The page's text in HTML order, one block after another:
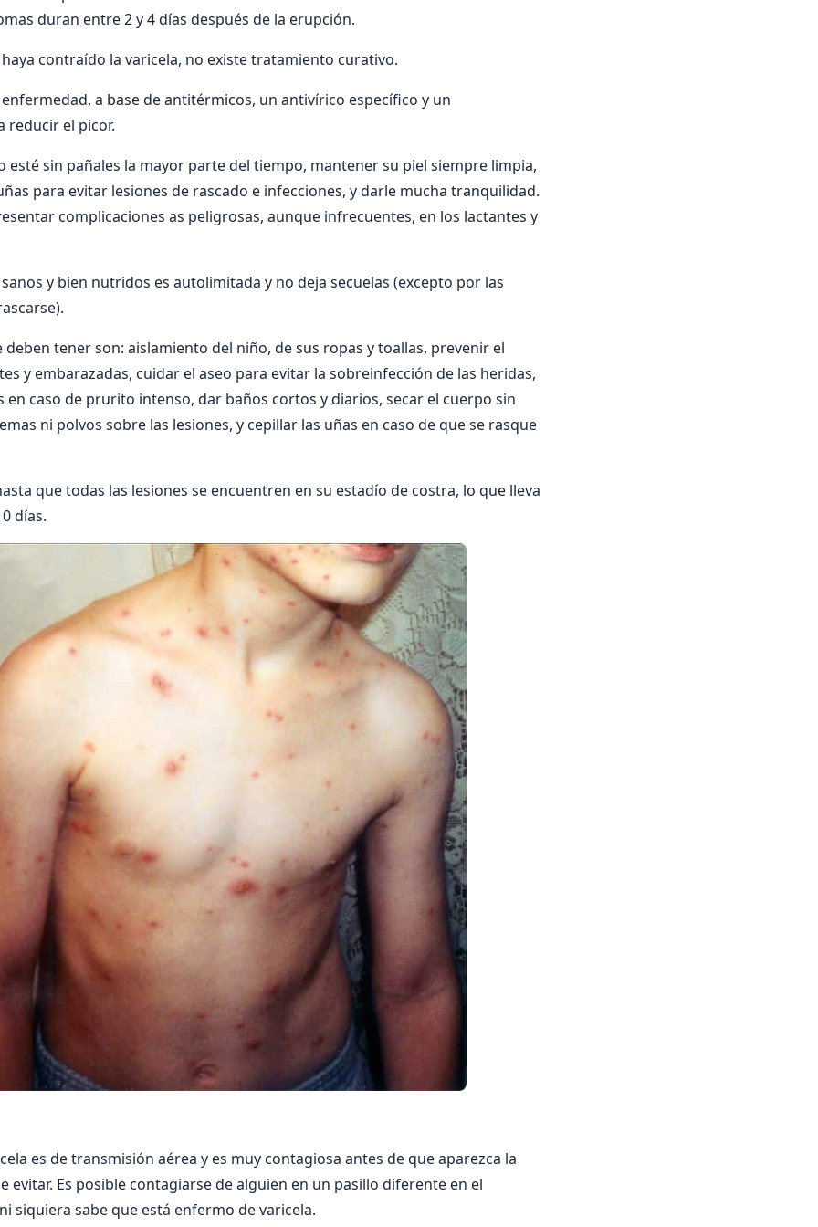
duran entre 2 y 4 días después de la erupción.
contraído la varicela, no existe tratamiento curativo.
a base de antitérmicos, un antivírico específico y un
reducir el picor.
esté sin pañales la mayor parte del tiempo, mantener su piel siempre limpia,
para evitar lesiones de rascado e infecciones, y darle mucha tranquilidad.
complicaciones as peligrosas, aunque infrecuentes, en los lactantes y
y bien nutridos es autolimitada y no deja secuelas (excepto por las
deben tener son: aislamiento del niño, de sus ropas y toallas, prevenir el
y embarazadas, cuidar el aseo para evitar la sobreinfección de las heridas,
caso de prurito intenso, dar baños cortos y diarios, secar el cuerpo sin
ni polvos sobre las lesiones, y cepillar las uñas en caso de que se rasque
que todas las lesiones se encuentren en su estadío de costra, lo que lleva
días.
es de transmisión aérea y es muy contagiosa antes de que aparezca la
evitar. Es posible contagiarse de alguien en un pasillo diferente en el
siquiera sabe que está enfermo de varicela.